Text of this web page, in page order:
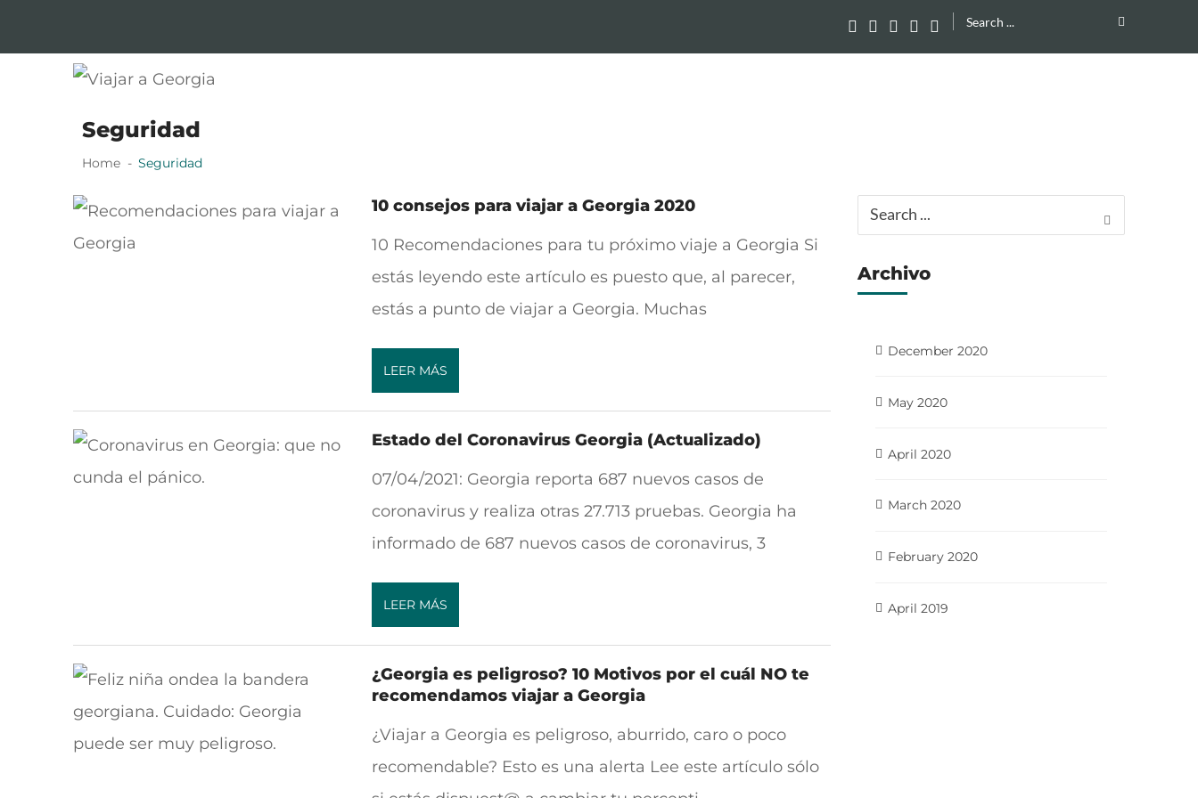
navigation
Search
for:
Seguridad
Home Seguridad
10 consejos para viajar a Georgia 2020
10 Recomendaciones para tu próximo viaje a Georgia Si
estás leyendo este artículo es puesto que, al parecer,
estás a punto de viajar a Georgia. Muchas
LEER MÁS
Estado del Coronavirus Georgia (Actualizado)
07/04/2021: Georgia reporta 687 nuevos casos de
coronavirus y realiza otras 27.713 pruebas. Georgia ha
informado de 687 nuevos casos de coronavirus, 3
LEER MÁS
¿Georgia es peligroso? 10 Motivos por el cuál NO te
recomendamos viajar a Georgia
¿Viajar a Georgia es peligroso, aburrido, caro o poco
recomendable? Esto es una alerta Lee este artículo sólo
Search
for:
Archivo
December 2020
May 2020
April 2020
March 2020
February 2020
April 2019